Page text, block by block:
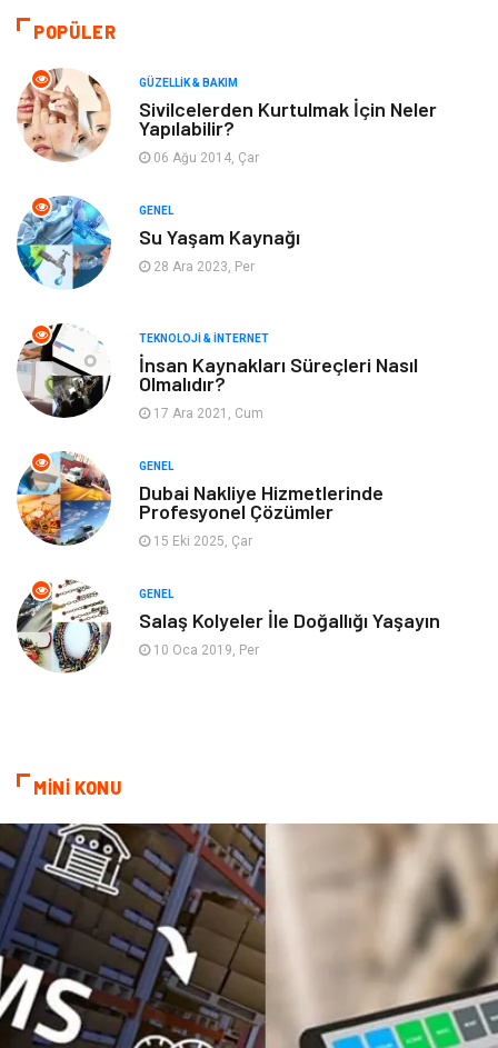
Bilgisayar & Yazılım
Makine
Giyim
Yeme & İçme
Keyif & Hobi Organizasyon
Gayrimenkul Spor
Finans& Ekonomi Anne & Çocuk
Genel Kültür
Ev İşleri
Mobilya
Astroloji
Çadır Yazı Tahtaları
Pet Malzemeleri
POPÜLER
GÜZELLIK & BAKIM
Sivilcelerden Kurtulmak İçin Neler
Yapılabilir?
06 Ağu 2014, Çar
GENEL
Su Yaşam Kaynağı
28 Ara 2023, Per
TEKNOLOJI & İNTERNET
İnsan Kaynakları Süreçleri Nasıl
Olmalıdır?
17 Ara 2021, Cum
GENEL
Dubai Nakliye Hizmetlerinde
Profesyonel Çözümler
15 Eki 2025, Çar
GENEL
Salaş Kolyeler İle Doğallığı Yaşayın
10 Oca 2019, Per
MİNİ KONU